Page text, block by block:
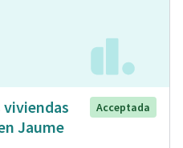
viviendas
Jaume
Acceptada